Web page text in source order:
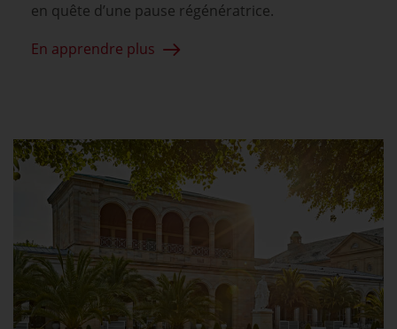
en quête d’une pause régénératrice.
En apprendre plus